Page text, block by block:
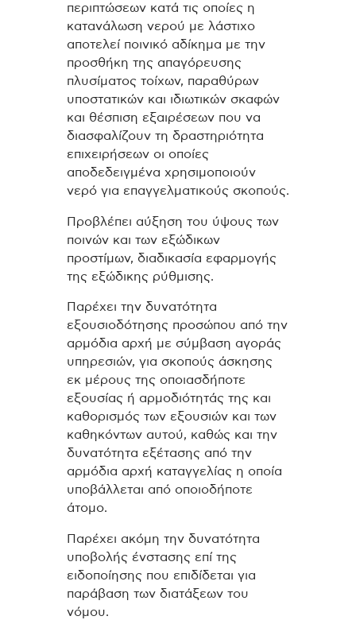
περιπτώσεων κατά τις οποίες η
κατανάλωση νερού με λάστιχο
αποτελεί ποινικό αδίκημα με την
προσθήκη της απαγόρευσης
πλυσίματος τοίχων, παραθύρων
υποστατικών και ιδιωτικών σκαφών
και θέσπιση εξαιρέσεων που να
διασφαλίζουν τη δραστηριότητα
επιχειρήσεων οι οποίες
αποδεδειγμένα χρησιμοποιούν
νερό για επαγγελματικούς σκοπούς.
Προβλέπει αύξηση του ύψους των
ποινών και των εξώδικων
προστίμων, διαδικασία εφαρμογής
της εξώδικης ρύθμισης.
Παρέχει την δυνατότητα
εξουσιοδότησης προσώπου από την
αρμόδια αρχή με σύμβαση αγοράς
υπηρεσιών, για σκοπούς άσκησης
εκ μέρους της οποιασδήποτε
εξουσίας ή αρμοδιότητάς της και
καθορισμός των εξουσιών και των
καθηκόντων αυτού, καθώς και την
δυνατότητα εξέτασης από την
αρμόδια αρχή καταγγελίας η οποία
υποβάλλεται από οποιοδήποτε
άτομο.
Παρέχει ακόμη την δυνατότητα
υποβολής ένστασης επί της
ειδοποίησης που επιδίδεται για
παράβαση των διατάξεων του
νόμου.